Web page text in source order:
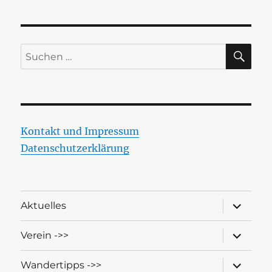
Suchen
nach:
Kontakt und Impressum
Datenschutzerklärung
Aktuelles
öffnen
Verein ->>
öffnen
Wandertipps ->>